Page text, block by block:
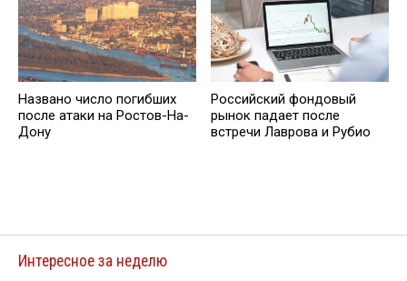
Названо число погибших
после атаки на Ростов-На-
Дону
Российский фондовый
рынок падает после
встречи Лаврова и Рубио
Интересное за неделю